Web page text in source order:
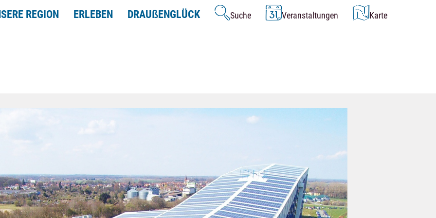
REGION ERLEBEN DRAUßENGLÜCK Suche Veranstaltungen Karte